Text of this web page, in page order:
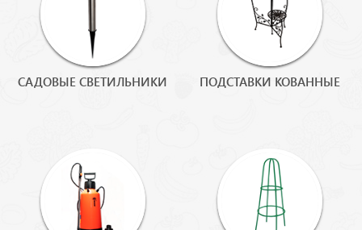
САДОВЫЕ СВЕТИЛЬНИКИ ПОДСТАВКИ КОВАННЫЕ